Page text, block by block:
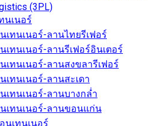
(3PL)
นเนอร์
เทนเนอร์-ลานไทยรีเฟอร์
เทนเนอร์-ลานรีเฟอร์อินเตอร์
เทนเนอร์-ลานสงขลารีเฟอร์
เทนเนอร์-ลานสะเดา
เทนเนอร์-ลานบางกล่ำ
เทนเนอร์-ลานขอนแก่น
เทนเนอร์